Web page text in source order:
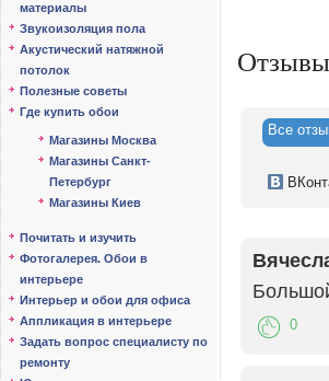
материалы
Звукоизоляция пола
Акустический натяжной
потолок
Полезные советы
Где купить обои
Магазины Москва
Магазины Санкт-
Петербург
Магазины Киев
Почитать и изучить
Фотогалерея. Обои в
интерьере
Интерьер и обои для офиса
Аппликация в интерьере
Задать вопрос специалисту по
ремонту
Отзывы
Все
ВК
0